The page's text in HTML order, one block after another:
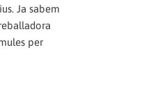
Ja sabem
per